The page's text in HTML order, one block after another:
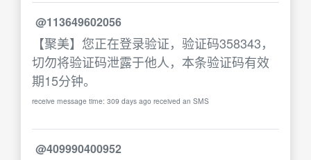
@113649602056
【聚美】您正在登录验证，验证码358343，
切勿将验证码泄露于他人，本条验证码有效
期15分钟。
receive message time: 309 days ago received an SMS
@409990400952